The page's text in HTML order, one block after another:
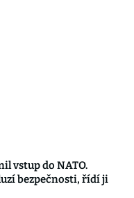
vstup do NATO.
bezpečnosti, řídí ji